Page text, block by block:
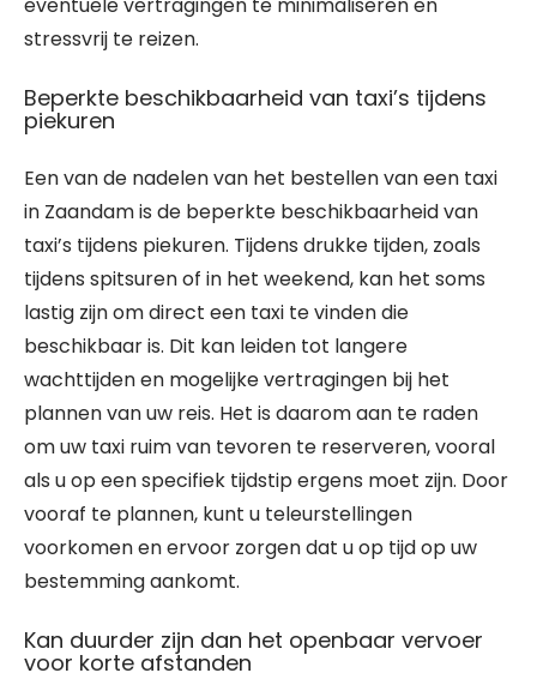
stressvrij te reizen.
Beperkte beschikbaarheid van taxi’s tijdens
piekuren
Een van de nadelen van het bestellen van een taxi
in Zaandam is de beperkte beschikbaarheid van
taxi’s tijdens piekuren. Tijdens drukke tijden, zoals
tijdens spitsuren of in het weekend, kan het soms
lastig zijn om direct een taxi te vinden die
beschikbaar is. Dit kan leiden tot langere
wachttijden en mogelijke vertragingen bij het
plannen van uw reis. Het is daarom aan te raden
om uw taxi ruim van tevoren te reserveren, vooral
als u op een specifiek tijdstip ergens moet zijn. Door
vooraf te plannen, kunt u teleurstellingen
voorkomen en ervoor zorgen dat u op tijd op uw
bestemming aankomt.
Kan duurder zijn dan het openbaar vervoer
voor korte afstanden